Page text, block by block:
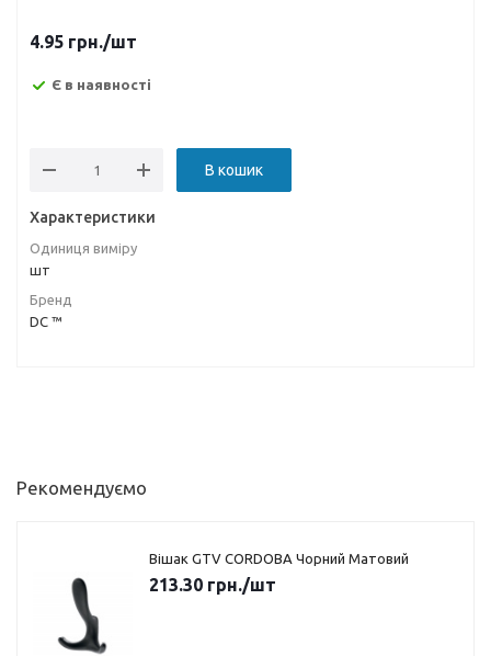
4.95 грн./шт
Є в наявності
В кошик
Характеристики
Одиниця виміру
шт
Бренд
DC ™
Рекомендуємо
Вішак GTV CORDOBA Чорний Матовий
213.30 грн./шт